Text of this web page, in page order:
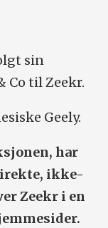
sin
Co til Zeekr.
Geely.
har
ikke-
Zeekr i en